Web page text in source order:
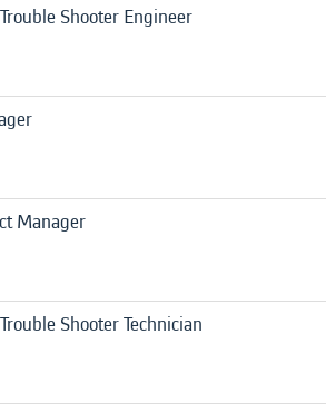
Shooter Engineer
Manager
Shooter Technician